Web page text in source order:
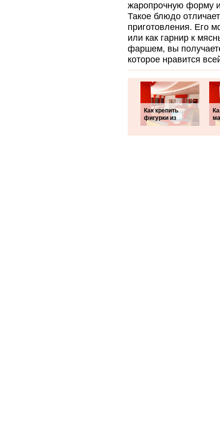
жаропрочную форму и
Такое блюдо
приготовления. Его
или как гарнир к
фаршем, вы
которое нравится
Как крепить
фигурки из